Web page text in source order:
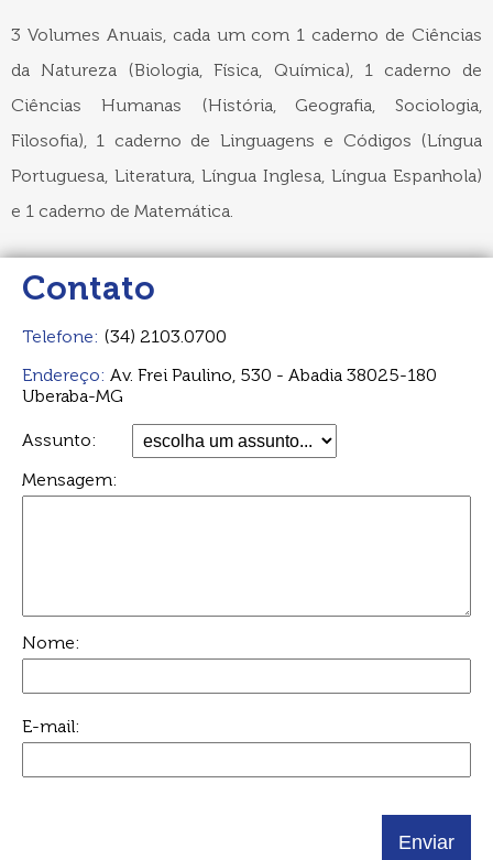
3 Volumes Anuais, cada um com 1 caderno de Ciências
da Natureza (Biologia, Física, Química), 1 caderno de
Ciências Humanas (História, Geografia, Sociologia,
Filosofia), 1 caderno de Linguagens e Códigos (Língua
Portuguesa, Literatura, Língua Inglesa, Língua Espanhola)
e 1 caderno de Matemática.
Contato
Telefone: (34) 2103.0700
Endereço: Av. Frei Paulino, 530 - Abadia 38025-180
Uberaba-MG
Assunto:
Mensagem:
Nome:
E-mail: